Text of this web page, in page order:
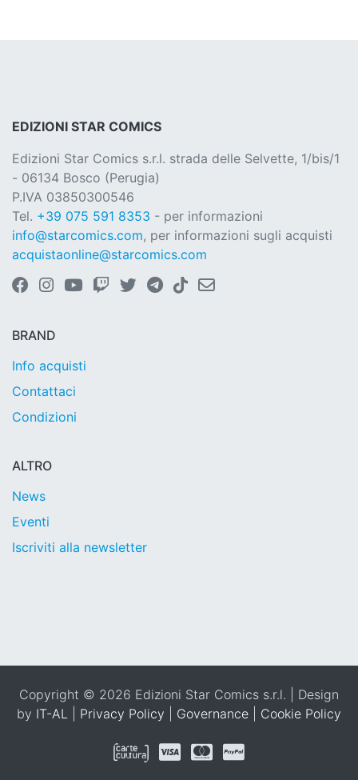
EDIZIONI STAR COMICS
Edizioni Star Comics s.r.l. strada delle Selvette, 1/bis/1
- 06134 Bosco (Perugia)
P.IVA 03850300546
Tel. +39 075 591 8353 - per informazioni
info@starcomics.com, per informazioni sugli acquisti
acquistaonline@starcomics.com
BRAND
Info acquisti
Contattaci
Condizioni
ALTRO
News
Eventi
Iscriviti alla newsletter
Copyright © 2026 Edizioni Star Comics s.r.l. | Design
by IT-AL Privacy Policy Governance Cookie Policy